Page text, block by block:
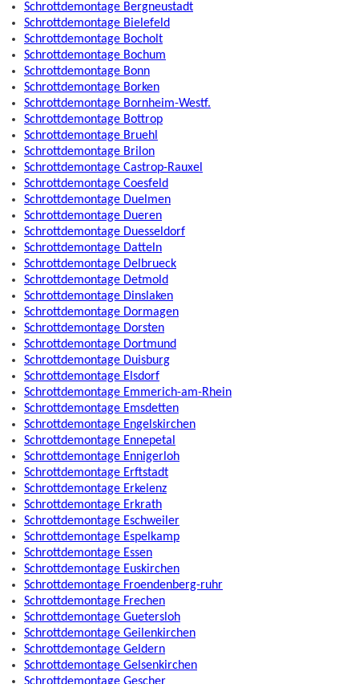
Schrottdemontage Bergneustadt
Schrottdemontage Bielefeld
Schrottdemontage Bocholt
Schrottdemontage Bochum
Schrottdemontage Bonn
Schrottdemontage Borken
Schrottdemontage Bornheim-Westf.
Schrottdemontage Bottrop
Schrottdemontage Bruehl
Schrottdemontage Brilon
Schrottdemontage Castrop-Rauxel
Schrottdemontage Coesfeld
Schrottdemontage Duelmen
Schrottdemontage Dueren
Schrottdemontage Duesseldorf
Schrottdemontage Datteln
Schrottdemontage Delbrueck
Schrottdemontage Detmold
Schrottdemontage Dinslaken
Schrottdemontage Dormagen
Schrottdemontage Dorsten
Schrottdemontage Dortmund
Schrottdemontage Duisburg
Schrottdemontage Elsdorf
Schrottdemontage Emmerich-am-Rhein
Schrottdemontage Emsdetten
Schrottdemontage Engelskirchen
Schrottdemontage Ennepetal
Schrottdemontage Ennigerloh
Schrottdemontage Erftstadt
Schrottdemontage Erkelenz
Schrottdemontage Erkrath
Schrottdemontage Eschweiler
Schrottdemontage Espelkamp
Schrottdemontage Essen
Schrottdemontage Euskirchen
Schrottdemontage Froendenberg-ruhr
Schrottdemontage Frechen
Schrottdemontage Guetersloh
Schrottdemontage Geilenkirchen
Schrottdemontage Geldern
Schrottdemontage Gelsenkirchen